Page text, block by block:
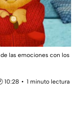
las emociones con los
10:28
1 minuto lectura